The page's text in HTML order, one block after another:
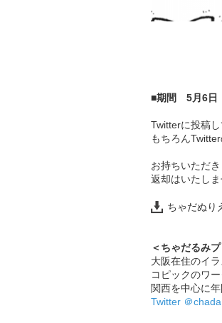
■期間 5月6日
Twitterに投稿
もちろん
お持ちいただ
返却はいたし
ちゃだぬり
＜ちゃだるみ
大阪在住のイ
コピックのワ
関西を中心に年
Twitter ＠